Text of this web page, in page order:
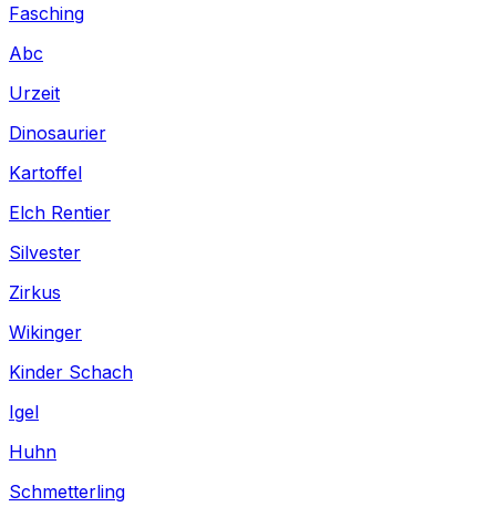
Fasching
Abc
Urzeit
Dinosaurier
Kartoffel
Elch Rentier
Silvester
Zirkus
Wikinger
Kinder Schach
Igel
Huhn
Schmetterling